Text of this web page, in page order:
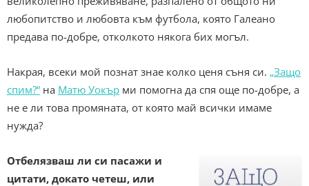
любопитство и любовта към футбола, която Галеано
предава по-добре, отколкото някога бих могъл.
Накрая, всеки мой познат знае колко ценя съня си. „Защо
спим?“ на Матю Уокър ми помогна да спя още по-добре, а
не е ли това промяната, от която май всички имаме
нужда?
Отбелязваш ли си пасажи и
цитати, докато четеш, или